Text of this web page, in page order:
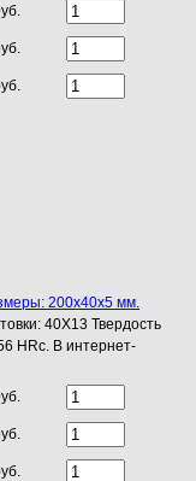
200х40х5 мм.
40Х13 Твердость
HRc. В интернет-